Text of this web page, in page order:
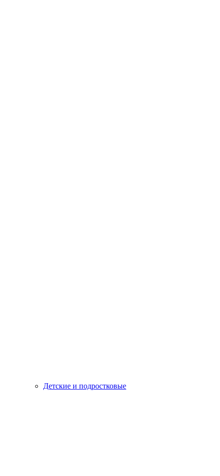
Детские и подростковые